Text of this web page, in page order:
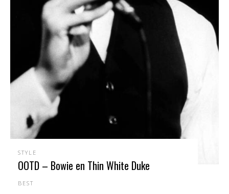
STYLE
OOTD – Bowie en Thin White Duke
BEST